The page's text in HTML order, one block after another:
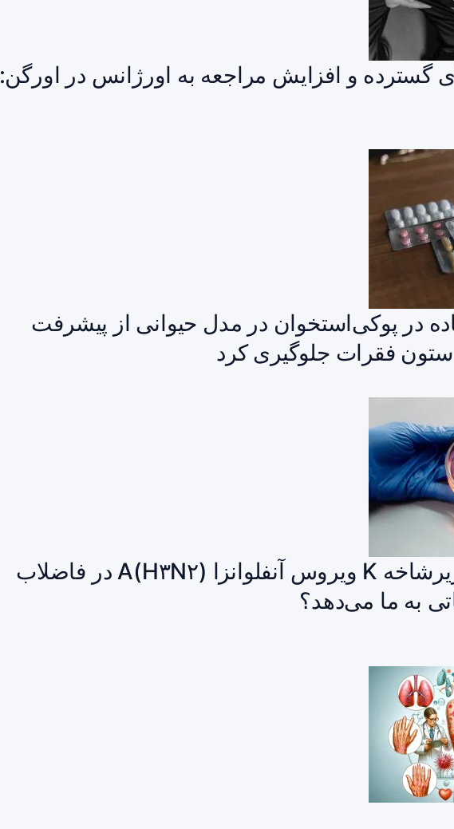
و افزایش مراجعه به اورژانس در اورگن:
در پوکی‌استخوان در مدل حیوانی از پیشرفت
فقرات جلوگیری کرد
کشف زودهنگام زیرشاخه K ویروس آنفلوانزا A(H۳N۲) در فاضلاب
به ما می‌دهد؟